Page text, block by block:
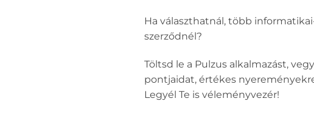
Ha választhatnál, több
szerződnél?
Töltsd le a Pulzus alkalmazást,
pontjaidat, értékes
Legyél Te is véleményvezér!